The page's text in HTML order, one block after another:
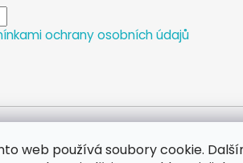
web používá soubory cookie.
ochrany osobních údajů